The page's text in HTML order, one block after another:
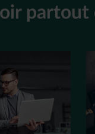
partout